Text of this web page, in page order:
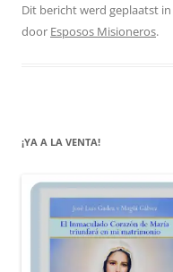
Dit bericht werd geplaatst in
door Esposos Misioneros.
¡YA A LA VENTA!